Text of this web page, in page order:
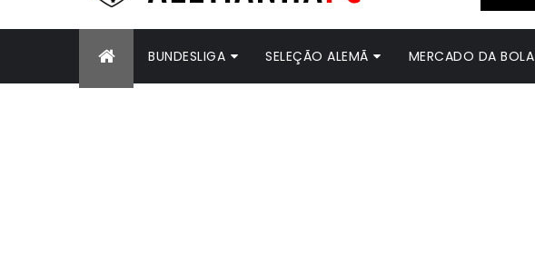
BUNDESLIGA SELEÇÃO ALEMÃ MERCADO DA BOLA